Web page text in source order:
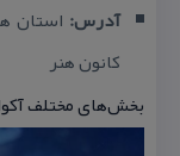
آدرس: استان
كانون هنر
بخش‌های مختلف